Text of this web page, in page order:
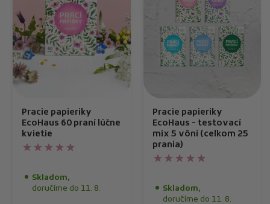
Pracie papieriky
EcoHaus 60 praní lúčne
kvietie
Skladom,
doručíme do 11. 8.
Pracie papieriky
EcoHaus - testovací
mix 5 vôní (celkom 25
prania)
Skladom,
doručíme do 11. 8.